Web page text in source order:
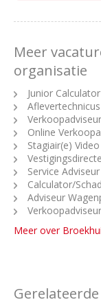
Meer
organisatie
Junior Calculator
Aflevertechnicus
Verkoopadviseur
Online
Stagiair(e)
Service Adviseur
Calculator/
Adviseur
Verkoopadviseur
Meer over